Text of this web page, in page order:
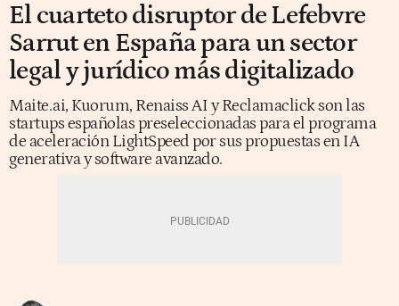
El cuarteto disruptor de Lefebvre
Sarrut en España para un sector
legal y jurídico más digitalizado
Maite.ai, Kuorum, Renaiss AI y Reclamaclick son las
startups españolas preseleccionadas para el programa
de aceleración LightSpeed por sus propuestas en IA
generativa y software avanzado.